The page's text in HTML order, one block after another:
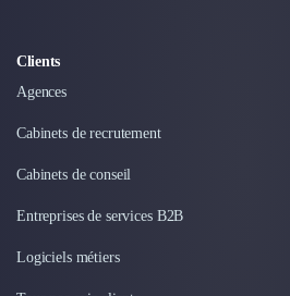
Clients
Agences
Cabinets de recrutement
Cabinets de conseil
Entreprises de services B2B
Logiciels métiers